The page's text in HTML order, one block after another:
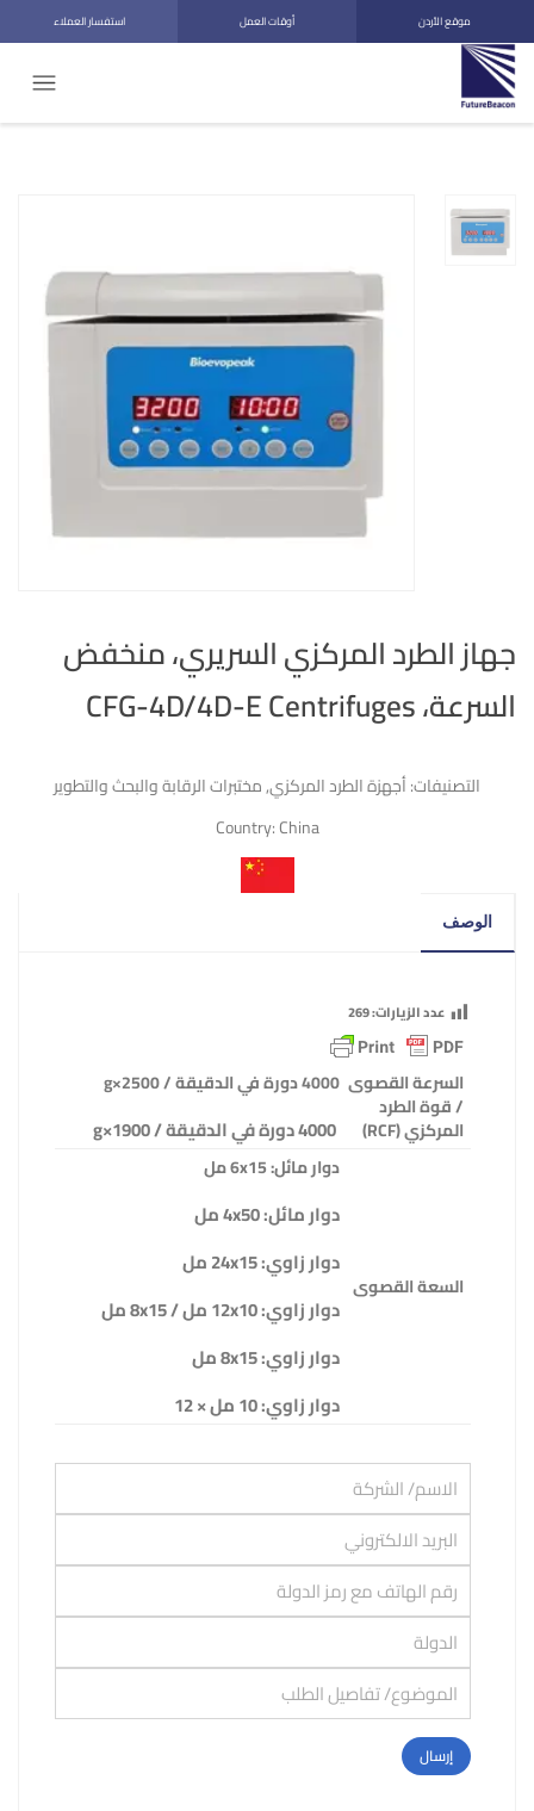
موقع الأردن أوقات العمل استفسار العملاء
جهاز الطرد المركزي السريري، منخفض
السرعة، CFG-4D/4D-E Centrifuges
التصنيفات:أجهزة الطرد المركزي,مختبرات الرقابة والبحث والتطوير
Country:China
الوصف
عدد الزيارات:269
السرعة القصوى
/ قوة الطرد
المركزي(RCF)
4000دورة في الدقيقة / 2500 ×g
×g
السعة القصوى
دوار مائل: 6x15 مل
دوار مائل: 4x50 مل
دوار زاوي: 24x15
مل
دوار زاوي: 12x10 مل / 8x15 مل
دوار زاوي: 8x15 مل
دوار زاوي: 10 مل × 12